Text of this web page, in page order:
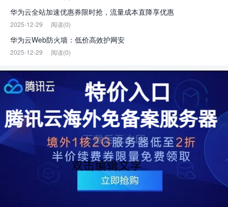
华为云全站加速优惠券限时抢，流量成本直降享优惠
2025-12-29 阅读(0)
华为云Web防火墙：低价高效护网安
2025-12-29 阅读(0)